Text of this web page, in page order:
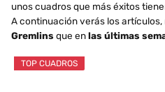
unos cuadros que más éxitos
A continuación verás los
Gremlins que enlas últimas
TOP CUADROS